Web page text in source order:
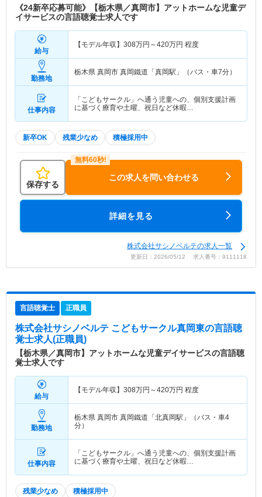
《24新卒応募可能》【栃木県／真岡市】アットホームな児童デ
イサービスの言語聴覚士求人です
給与
【モデル年収】 308万円～420万円 程度
勤務地
栃木県 真岡市 真岡鐵道「真岡駅」（バス・車7分）
仕事内容
「こどもサークル」へ通う児童への、個別支援計画
に基づく療育や土曜、祝日など休暇…
新卒OK 残業少なめ 積極採用中
保存する
この求人を問い合わせる
詳細を見る
株式会社サシノベルテの求人一覧
更新日：2026/05/12 求人番号：9111118
言語聴覚士 正職員
株式会社サシノベルテ こどもサークル真岡東の言語聴
覚士求人(正職員)
【栃木県／真岡市】アットホームな児童デイサービスの言語聴
覚士求人です
給与
【モデル年収】 308万円～420万円 程度
勤務地
栃木県 真岡市 真岡鐵道「北真岡駅」（バス・車4
分）
仕事内容
「こどもサークル」へ通う児童への、個別支援計画
に基づく療育や土曜、祝日など休暇…
残業少なめ 積極採用中